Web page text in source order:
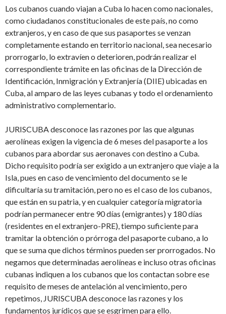
Los cubanos cuando viajan a Cuba lo hacen como nacionales,
como ciudadanos constitucionales de este país, no como
extranjeros, y en caso de que sus pasaportes se venzan
completamente estando en territorio nacional, sea necesario
prorrogarlo, lo extravíen o deterioren, podrán realizar el
correspondiente trámite en las oficinas de la Dirección de
Identificación, Inmigración y Extranjería (DIIE) ubicadas en
Cuba, al amparo de las leyes cubanas y todo el ordenamiento
administrativo complementario.
JURISCUBA desconoce las razones por las que algunas
aerolíneas exigen la vigencia de 6 meses del pasaporte a los
cubanos para abordar sus aeronaves con destino a Cuba.
Dicho requisito podría ser exigido a un extranjero que viaje a la
Isla, pues en caso de vencimiento del documento se le
dificultaría su tramitación, pero no es el caso de los cubanos,
que están en su patria, y en cualquier categoría migratoria
podrían permanecer entre 90 días (emigrantes) y 180 días
(residentes en el extranjero-PRE), tiempo suficiente para
tramitar la obtención o prórroga del pasaporte cubano, a lo
que se suma que dichos términos pueden ser prorrogados. No
negamos que determinadas aerolíneas e incluso otras oficinas
cubanas indiquen a los cubanos que los contactan sobre ese
requisito de meses de antelación al vencimiento, pero
repetimos, JURISCUBA desconoce las razones y los
fundamentos jurídicos que se esgrimen para ello.